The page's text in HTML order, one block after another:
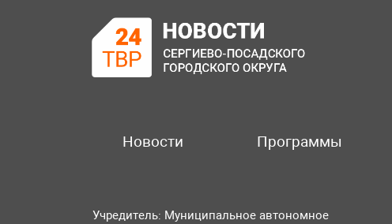
Новости Программы
Учредитель: Муниципальное автономное